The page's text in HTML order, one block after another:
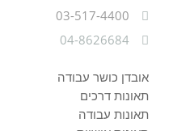
03-517-4400
04-8626684
אובדן כושר עבודה
תאונות דרכים
תאונות עבודה